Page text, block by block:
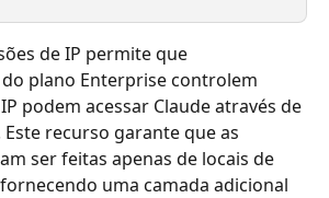
de IP permite que
plano Enterprise controlem
podem acessar Claude através de
recurso garante que as
ser feitas apenas de locais de
uma camada adicional